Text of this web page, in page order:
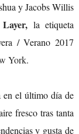
y Jacobs Willis
la etiqueta
/ Verano 2017
York.
en el último día de
fresco tras tanta
y gusta de